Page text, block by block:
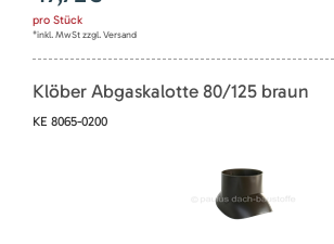
pro Stück
*inkl. MwSt zzgl. Versand
Klöber Abgaskalotte 80/125 braun
KE 8065-0200